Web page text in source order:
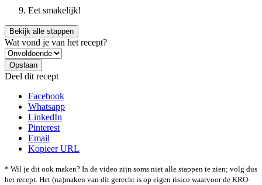
Eet smakelijk!
Bekijk alle stappen
Wat vond je van het recept?
Deel dit recept
Facebook
Whatsapp
LinkedIn
Pinterest
Email
Kopieer URL
* Wil je dit ook maken? In de video zijn soms niet alle stappen te zien; volg dus
het recept. Het (na)maken van dit gerecht is op eigen risico waarvoor de KRO-